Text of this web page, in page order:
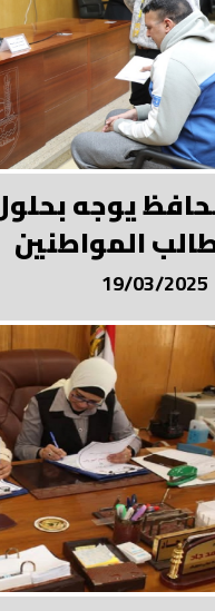
يوجه
المواطنين
19/03/2025